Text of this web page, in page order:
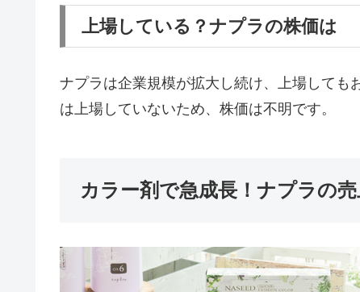
上場している？ナプラの株価は
ナプラは企業規模が拡大し続け、上場しても
は上場していないため、株価は不明です。
カラー剤で急成長！ナプラの